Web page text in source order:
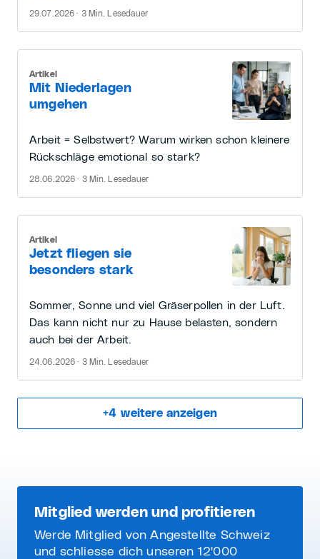
29.07.2026 · 3 Min. Lesedauer
Mit Niederlagen
umgehen
Artikel
Arbeit = Selbstwert? Warum wirken schon kleinere
Rückschläge emotional so stark?
28.06.2026 · 3 Min. Lesedauer
Jetzt fliegen sie
besonders stark
Artikel
Sommer, Sonne und viel Gräserpollen in der Luft.
Das kann nicht nur zu Hause belasten, sondern
auch bei der Arbeit.
24.06.2026 · 3 Min. Lesedauer
+4 weitere anzeigen
Mitglied werden und profitieren
Werde Mitglied von Angestellte Schweiz
und schliesse dich unseren 12'000